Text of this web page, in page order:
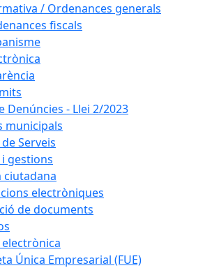
/ Ordenances generals
fiscals
Denúncies - Llei 2/2023
municipals
Serveis
gestions
ciutadana
electròniques
de documents
Única Empresarial (FUE)